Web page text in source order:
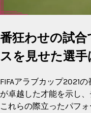
番狂わせの試
スを見せた選手
FIFAアラブカップ2021
が卓越した才能を示し
これらの際立ったパフ